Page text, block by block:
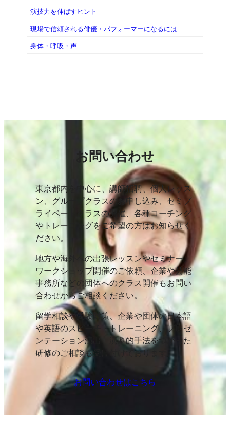
演技力を伸ばすヒント
現場で信頼される俳優・パフォーマーになるには
身体・呼吸・声
お問い合わせ
東京都内を中心に、講師招聘、個人レッス
ン、グループクラスのお申し込み、セミプ
ライベートクラスの開催、各種コーチング
やトレーニングをご希望の方はお知らせく
ださい。
地方や海外への出張レッスンやセミナー、
ワークショップ開催のご依頼、企業や芸能
事務所などの団体へのクラス開催もお問い
合わせからご相談ください。
留学相談や受験対策、企業や団体の日本語
や英語のスピーチ・トレーニング、プレゼ
ンテーション演出、演劇的手法をつかった
研修のご相談も受け付けております。
お問い合わせはこちら